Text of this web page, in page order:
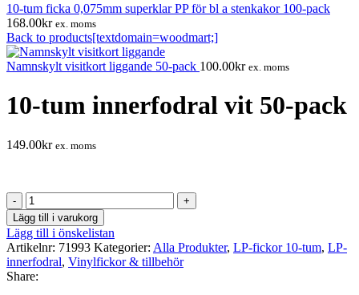
10-tum ficka 0,075mm superklar PP för bl a stenkakor 100-pack
168.00kr ex. moms
Back to products[textdomain=woodmart;]
Namnskylt visitkort liggande 50-pack 100.00kr ex. moms
10-tum innerfodral vit 50-pack
149.00kr ex. moms
10-
tum
innerfodral
vit
50-
pack
mängd
Lägg till i varukorg
Lägg till i önskelistan
Artikelnr: 71993 Kategorier: Alla Produkter, LP-fickor 10-tum, LP-
innerfodral, Vinylfickor & tillbehör
Share: